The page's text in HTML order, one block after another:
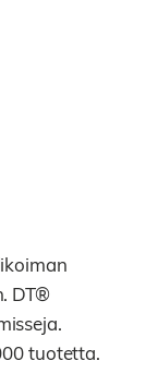
DT®
tuotetta.